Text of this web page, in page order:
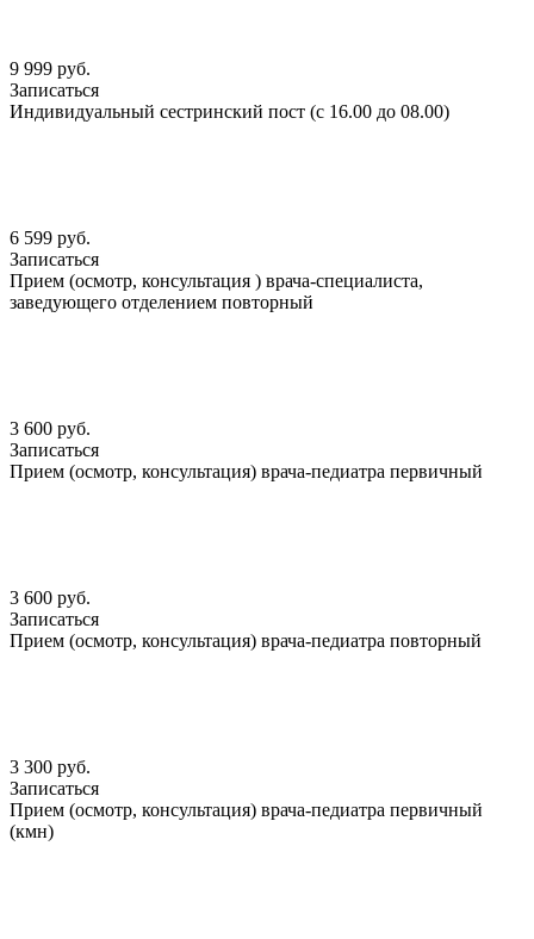
9 999 руб.
Записаться
Индивидуальный сестринский пост (с 16.00 до 08.00)
6 599 руб.
Записаться
Прием (осмотр, консультация ) врача-специалиста,
заведующего отделением повторный
3 600 руб.
Записаться
Прием (осмотр, консультация) врача-педиатра первичный
3 600 руб.
Записаться
Прием (осмотр, консультация) врача-педиатра повторный
3 300 руб.
Записаться
Прием (осмотр, консультация) врача-педиатра первичный
(кмн)